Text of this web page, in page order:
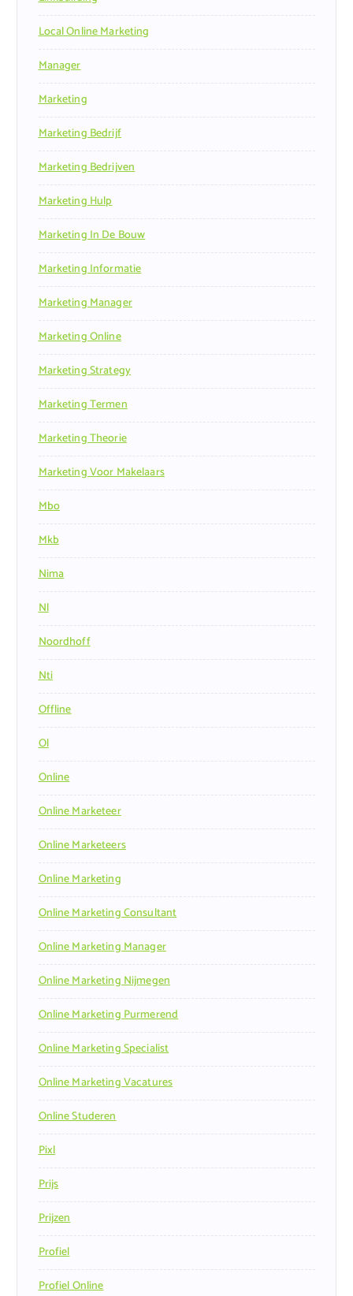
Local Online Marketing
Manager
Marketing
Marketing Bedrijf
Marketing Bedrijven
Marketing Hulp
Marketing In De Bouw
Marketing Informatie
Marketing Manager
Marketing Online
Marketing Strategy
Marketing Termen
Marketing Theorie
Marketing Voor Makelaars
Mbo
Mkb
Nima
Nl
Noordhoff
Nti
Offline
Ol
Online
Online Marketeer
Online Marketeers
Online Marketing
Online Marketing Consultant
Online Marketing Manager
Online Marketing Nijmegen
Online Marketing Purmerend
Online Marketing Specialist
Online Marketing Vacatures
Online Studeren
Pixl
Prijs
Prijzen
Profiel
Profiel Online